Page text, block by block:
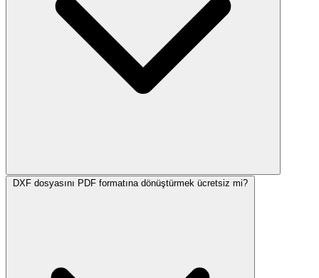
DXF dosyasını PDF formatına dönüştürmek ücretsiz mi?